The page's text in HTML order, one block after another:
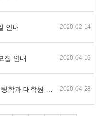
안내 2020-02-14
집 안내 2020-04-16
2020-04-28